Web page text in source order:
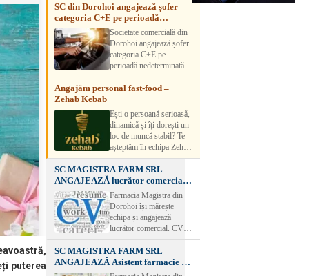
puterea
SC din Dorohoi angajează șofer
categoria C+E pe perioadă
nedeterminatăSocietate comercială din
Dorohoi angajează șofer
categoria C+E pe
perioadă nedeterminată.
Candidatul trebuie să
aibă experiență și atestat
detalii, vă rog să sunați la
numărul de telefon.
Angajăm personal fast-food –
Zehab Kebab
Ești o persoană serioasă,
dinamică și îți dorești un
loc de muncă stabil? Te
așteptăm în echipa Zehab
Kebab! Posturi
disponibile: -
SHAORMAR AJUTOR
BUCATAR 2/posturi -
LUCRATOR
COMERCIAL
VANZATOR /2 posturi
muncă Program flexibil
Salariu motivant, în
funcție de experienț
SC MAGISTRA FARM SRL
ANGAJEAZĂ lucrător comercial –
DOROHOI
Farmacia Magistra din
Dorohoi își mărește
echipa și angajează
lucrător comercial. CV-
urile se pot depune: * la
sediul Farmaciei
Magistra – Bulevardul
Victoriei nr. 23, Dorohoi
SC MAGISTRA FARM SRL
ANGAJEAZĂ Asistent farmacie –
DOROHOI